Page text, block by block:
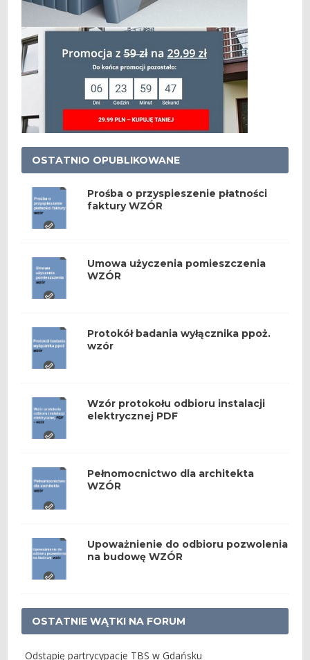
OSTATNIO OPUBLIKOWANE
Prośba o przyspieszenie płatności
faktury WZÓR
Umowa użyczenia pomieszczenia
WZÓR
Protokół badania wyłącznika ppoż.
wzór
Wzór protokołu odbioru instalacji
elektrycznej PDF
Pełnomocnictwo dla architekta
WZÓR
Upoważnienie do odbioru pozwolenia
na budowę WZÓR
OSTATNIE WĄTKI NA FORUM
Odstąpię partrycypacje TBS w Gdańsku